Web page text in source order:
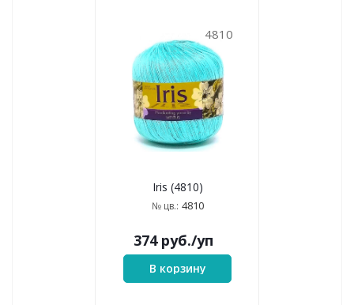
4810
Iris (4810)
№ цв.: 4810
374руб./уп
В корзину